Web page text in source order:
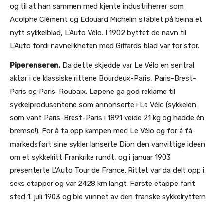
og til at han sammen med kjente industriherrer som
Adolphe Clèment og Edouard Michelin stablet på beina et
nytt sykkelblad, L’Auto Vélo. I 1902 byttet de navn til
L’Auto fordi navnelikheten med Giffards blad var for stor.
Piperenseren. Da dette skjedde var Le Vélo en sentral
aktør i de klassiske rittene Bourdeux-Paris, Paris-Brest-
Paris og Paris-Roubaix. Løpene ga god reklame til
sykkelprodusentene som annonserte i Le Vélo (sykkelen
som vant Paris-Brest-Paris i 1891 veide 21 kg og hadde én
bremse!). For å ta opp kampen med Le Vélo og for å få
markedsført sine sykler lanserte Dion den vanvittige ideen
om et sykkelritt Frankrike rundt, og i januar 1903
presenterte L’Auto Tour de France. Rittet var da delt opp i
seks etapper og var 2428 km langt. Første etappe fant
sted 1. juli 1903 og ble vunnet av den franske sykkelryttern